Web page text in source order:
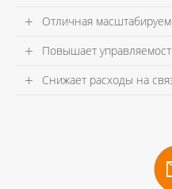
Отличная
Повышает
Снижает расходы на